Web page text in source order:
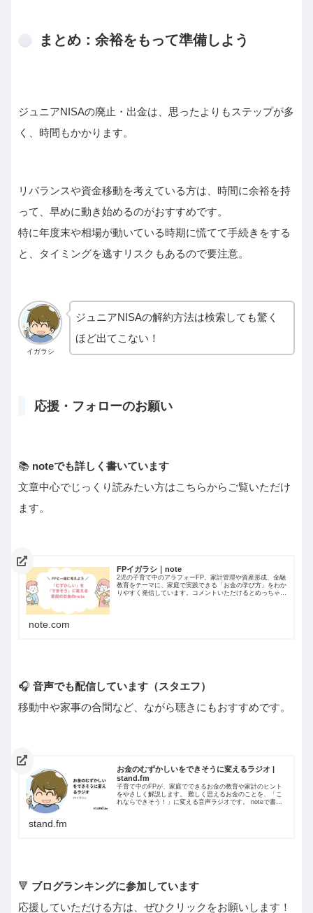
まとめ：余裕をもって準備しよう
ジュニアNISAの廃止・出金は、思ったよりもステップが多
く、時間もかかります。
リバランスや資金移動を考えている方は、時間に余裕を持
って、早めに動き始めるのがおすすめです。
特に年度末や相場が動いている時期に慌てて手続きをする
と、タイミングを逃すリスクもあるので要注意。
イガラシ
ジュニアNISAの解約方法は検索しても驚く
ほど出てこない！
応援・フォローのお願い
📚 noteでも詳しく書いています
文章中心でじっくり読みたい方はこちらからご覧いただけ
ます。
FPイガラシ｜note
2児の子育て中のアラフォーFP。家計管理や資産形成、金融
教育をテーマに、家庭で実践できる「お金の学び方」をわか
りやすく発信しています。コメントいただけるとめっちゃ喜
note.com
🎧 音声でも配信しています（スタエフ）
移動中や家事の合間など、ながら聴きにもおすすめです。
お金のむずかしいをできそうに変えるラジオ |
stand.fm
子育て中のFPが、家庭でできるお金の教育や家計のヒント
をやさしく解説します。 難しく思えるお金のことを、「こ
れならできそう！」に変える音声ラジオです。 noteで書い
stand.fm
🔻 ブログランキングに参加しています
応援していただける方は、ぜひクリックをお願いします！